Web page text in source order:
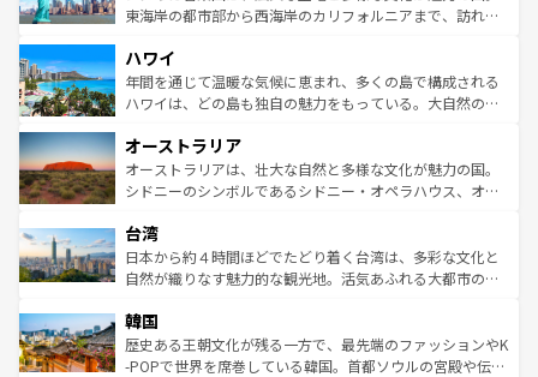
ことができる。国民の所得が高いため物価も高いが、旅行
ば市内交通費無料で観光を楽しむこともできる。 なお、新
着のスイス情報はコンテンツ一覧 を参照してほしい。
東海岸の都市部から西海岸のカリフォルニアまで、訪れる
のような巨大都市は、観光、ショッピング、エンターテイ
ンメントが詰まった刺激的なスポットだ。一方、アメリカ
西部には大自然が広がり、グランドキャニオンやイエロー
部のニューオーリンズでは、音楽と美食が融合した独特の
文化が魅力。旅行者はアメリカの各地域で異なる魅力を楽
しみながら、その多様性と豊かな歴史を感じることができ
ならではの贅沢な旅のスタイルだ。 なお、新着のアメリカ
情報はコンテンツ一覧を参照してほしい。
ハワイ
年間を通じて温暖な気候に恵まれ、多くの島で構成される
ハワイは、どの島も独自の魅力をもっている。大自然の神
ワイ島は見逃せない。また、定番の観光地といえばオアフ
島だが、静かな自然を求めるならマウイ島やカウアイ島が
おすすめ。エメラルドグリーンに輝く海をはじめ、豊かな
れるおもてなしの心で訪れる人々を迎えてくれるハワイの
人々、おいしいローカルフードやハワイアンミュージッ
ク、伝統的なフラダンスなど、すべてがハワイの魅力を彩
ワイを、存分に味わってほしい。 なお、新着のハワイ情報
はコンテンツ一覧を参照してほしい。
オーストラリア
オーストラリアは、壮大な自然と多様な文化が魅力の国。
シドニーのシンボルであるシドニー・オペラハウス、オー
リアリーフや大陸中央部にそびえるウルル（エアーズロッ
ク）、タスマニアの美しい原生林やケアンズの熱帯雨林な
ど、見どころがたくさん。また、カフェやワイン、オージ
いる。アクティビティも充実しており、サーフィンやダイ
ビング、ハイキングなど、アウトドア好きにはたまらな
い。オーストラリアの多彩な魅力を存分に味わいつくそ
台湾
日本から約４時間ほどでたどり着く台湾は、多彩な文化と
自然が織りなす魅力的な観光地。活気あふれる大都市の台
ン）、静ひつな山岳地帯である台湾東部など、都市の喧騒
と山間の静けさが共存しており、訪れる人に新しい発見と
驚きをもたらしてくれる。また、奥深い台湾の食文化も魅
韓国
歴史ある王朝文化が残る一方で、最先端のファッションやK
-POPで世界を席巻している韓国。首都ソウルの宮殿や伝統